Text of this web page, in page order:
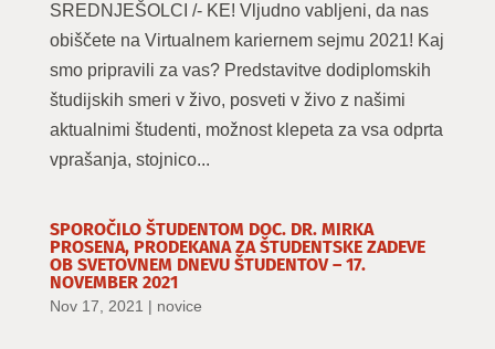
SREDNJEŠOLCI /- KE! Vljudno vabljeni, da nas
obiščete na Virtualnem kariernem sejmu 2021! Kaj
smo pripravili za vas? Predstavitve dodiplomskih
študijskih smeri v živo, posveti v živo z našimi
aktualnimi študenti, možnost klepeta za vsa odprta
vprašanja, stojnico...
SPOROČILO ŠTUDENTOM DOC. DR. MIRKA
PROSENA, PRODEKANA ZA ŠTUDENTSKE ZADEVE
OB SVETOVNEM DNEVU ŠTUDENTOV – 17.
NOVEMBER 2021
Nov 17, 2021 | novice